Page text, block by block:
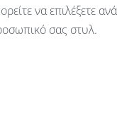
να επιλέξετε
σας στυλ.